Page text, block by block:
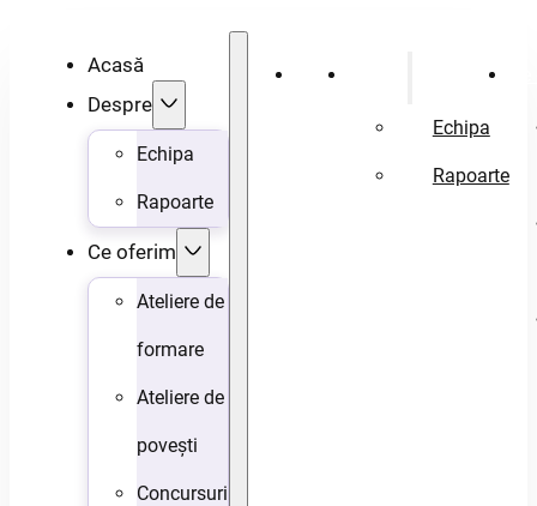
Acasă
Despre
Echipa
Rapoarte
Ce oferim
Ateliere de
formare
Ateliere de
povești
Concursuri
Acasă
Echipa
Rapoarte